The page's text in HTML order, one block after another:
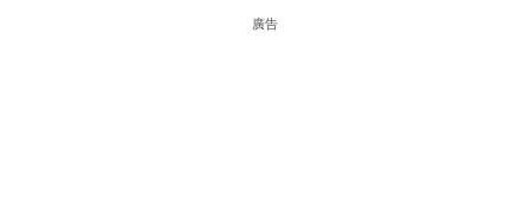
廣告